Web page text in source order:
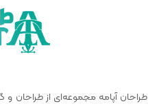
گرافیست‌های حرفه‌ای است که با هدف